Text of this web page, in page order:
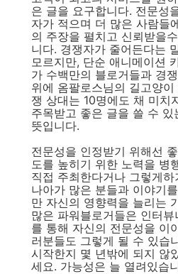
은 글을 요구합니다. 전문성
자가 적으며 더 많은 사람들
의 주장을 펼치고 신뢰받을
니다. 경쟁자가 줄어든다는
모르지만, 단순 애니메이션
가 수백만의 블로거들과 경
위에 옴팔로스님의 길고양
쟁 상대는 10명에도 채 미치
주목받고 좋은 글을 쓸 수
뜻입니다.
전문성을 인정받기 위해선
도를 높히기 위한 노력을 병
직접 주최한다거나 그렇게
나아가 많은 분들과 이야기
만 자신의 영향력을 늘리는
많은 파워블로거들은 인터
를 통해 자신의 전문성을 이
러분들도 그렇게 될 수 있습
시작한지 몇 년밖에 되지 않
세요. 가능성은 늘 열려있습